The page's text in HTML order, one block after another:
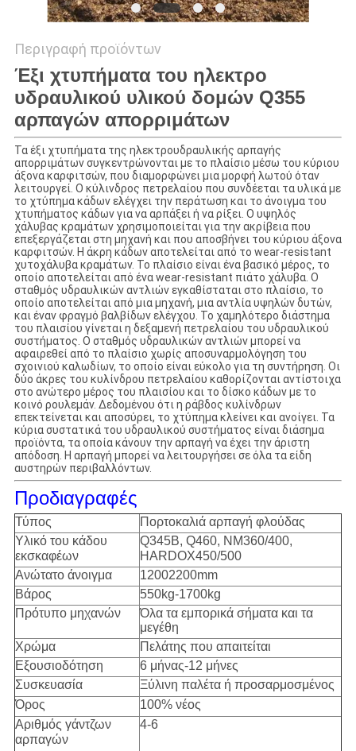
Περιγραφή προϊόντων
Έξι χτυπήματα του ηλεκτρο
υδραυλικού υλικού δομών Q355
αρπαγών απορριμάτων
Τα έξι χτυπήματα της ηλεκτρουδραυλικής αρπαγής
απορριμάτων συγκεντρώνονται με το πλαίσιο μέσω του κύριου
άξονα καρφιτσών, που διαμορφώνει μια μορφή λωτού όταν
λειτουργεί. Ο κύλινδρος πετρελαίου που συνδέεται τα υλικά με
το χτύπημα κάδων ελέγχει την περάτωση και το άνοιγμα του
χτυπήματος κάδων για να αρπάξει ή να ρίξει. Ο υψηλός
χάλυβας κραμάτων χρησιμοποιείται για την ακρίβεια που
επεξεργάζεται στη μηχανή και που αποσβήνει του κύριου άξονα
καρφιτσών. Η άκρη κάδων αποτελείται από το wear-resistant
χυτοχάλυβα κραμάτων. Το πλαίσιο είναι ένα βασικό μέρος, το
οποίο αποτελείται από ένα wear-resistant πιάτο χάλυβα. Ο
σταθμός υδραυλικών αντλιών εγκαθίσταται στο πλαίσιο, το
οποίο αποτελείται από μια μηχανή, μια αντλία υψηλών δυτών,
και έναν φραγμό βαλβίδων ελέγχου. Το χαμηλότερο διάστημα
του πλαισίου γίνεται η δεξαμενή πετρελαίου του υδραυλικού
συστήματος. Ο σταθμός υδραυλικών αντλιών μπορεί να
αφαιρεθεί από το πλαίσιο χωρίς αποσυναρμολόγηση του
σχοινιού καλωδίων, το οποίο είναι εύκολο για τη συντήρηση. Οι
δύο άκρες του κυλίνδρου πετρελαίου καθορίζονται αντίστοιχα
στο ανώτερο μέρος του πλαισίου και το δίσκο κάδων με το
κοινό ρουλεμάν. Δεδομένου ότι η ράβδος κυλίνδρων
επεκτείνεται και αποσύρει, το χτύπημα κλείνει και ανοίγει. Τα
κύρια συστατικά του υδραυλικού συστήματος είναι διάσημα
προϊόντα, τα οποία κάνουν την αρπαγή να έχει την άριστη
απόδοση. Η αρπαγή μπορεί να λειτουργήσει σε όλα τα είδη
αυστηρών περιβαλλόντων.
Προδιαγραφές
Τύπος
Πορτοκαλιά αρπαγή φλούδας
Υλικό του κάδου
εκσκαφέων
Q345B, Q460, NM360/400,
HARDOX450/500
Ανώτατο άνοιγμα
12002200mm
Βάρος
550kg-1700kg
Πρότυπο μηχανών
Όλα τα εμπορικά σήματα και τα
μεγέθη
Χρώμα
Πελάτης που απαιτείται
Εξουσιοδότηση
6 μήνας-12 μήνες
Συσκευασία
Ξύλινη παλέτα ή προσαρμοσμένος
Όρος
100% νέος
Αριθμός γάντζων
αρπαγών
4-6